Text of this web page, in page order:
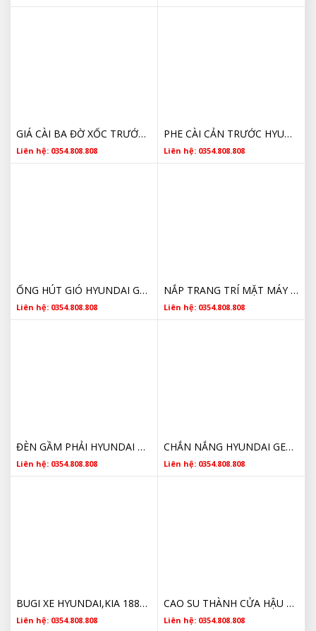
GIÁ CÀI BA ĐỜ XỐC TRƯỚC TRÁI HYUNDAI GETZ 865151C300
Liên hệ: 0354.808.808
PHE CÀI CẢN TRƯỚC HYUNDAI GETZ 2005 GIÁ RẺ 86592 1C300
Liên hệ: 0354.808.808
ỐNG HÚT GIÓ HYUNDAI GETZ 281381C0001
Liên hệ: 0354.808.808
NẮP TRANG TRÍ MẶT MÁY HYUNDAI GETZ 2009 2240526710
Liên hệ: 0354.808.808
ĐÈN GẦM PHẢI HYUNDAI GETZ1.1 922021C500
Liên hệ: 0354.808.808
CHẮN NẮNG HYUNDAI GETZ 852201C280QS
Liên hệ: 0354.808.808
BUGI XE HYUNDAI,KIA 1881411051
Liên hệ: 0354.808.808
CAO SU THÀNH CỬA HẬU GETZ,CLICK,8173922200
Liên hệ: 0354.808.808